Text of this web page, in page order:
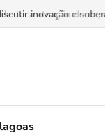
inovação e